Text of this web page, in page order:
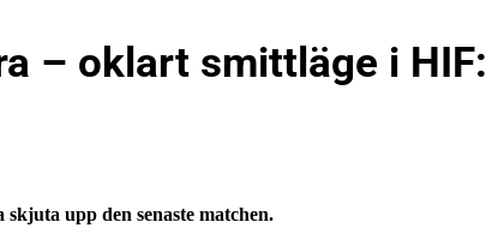
– oklart smittläge i HIF:
upp den senaste matchen.